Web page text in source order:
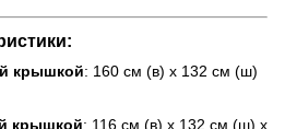
крышкой: 160 см (в) x 132 см (ш)
крышкой: 116 см (в) x 132 см (ш) x